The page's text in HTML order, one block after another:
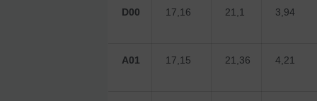
D00 17,16 21,1 3,94
A01 17,15 21,36 4,21